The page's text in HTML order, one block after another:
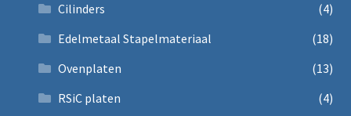
Cilinders
(4)
Edelmetaal Stapelmateriaal
(18)
Ovenplaten
(13)
RSiC platen
(4)